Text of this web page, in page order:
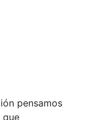
pensamos
que